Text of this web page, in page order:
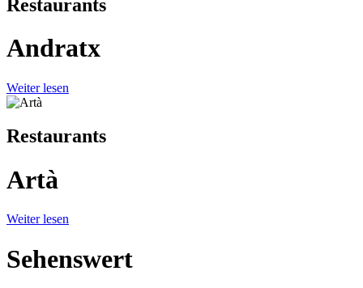
Restaurants
Andratx
Weiter lesen
Restaurants
Artà
Weiter lesen
Sehenswert